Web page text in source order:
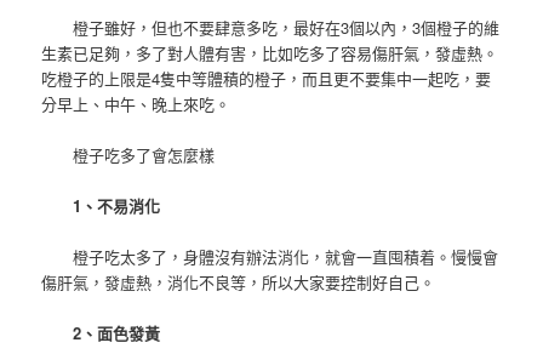
橙子雖好，但也不要肆意多吃，最好在3個以內，3個橙子的維
生素已足夠，多了對人體有害，比如吃多了容易傷肝氣，發虛熱。
吃橙子的上限是4隻中等體積的橙子，而且更不要集中一起吃，要
分早上、中午、晚上來吃。
橙子吃多了會怎麼樣
1、不易消化
橙子吃太多了，身體沒有辦法消化，就會一直囤積着。慢慢會
傷肝氣，發虛熱，消化不良等，所以大家要控制好自己。
2、面色發黃